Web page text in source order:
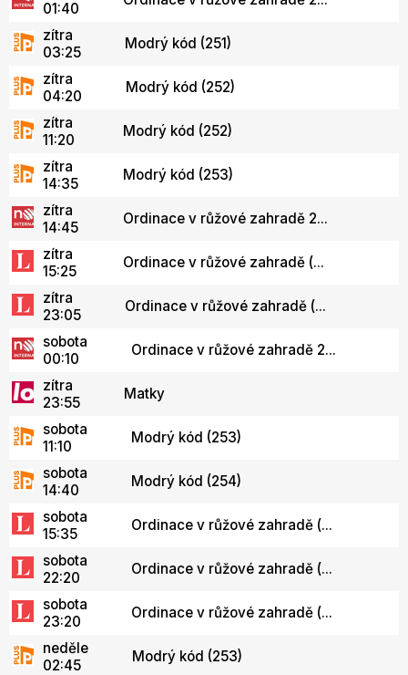
01:40
zítra
03:25
Modrý kód (251)
zítra
04:20
Modrý kód (252)
zítra
11:20
Modrý kód (252)
zítra
14:35
Modrý kód (253)
zítra
14:45
Ordinace v růžové zahradě 2...
zítra
15:25
Ordinace v růžové zahradě (...
zítra
23:05
Ordinace v růžové zahradě (...
sobota
00:10
Ordinace v růžové zahradě 2...
zítra
23:55
Matky
sobota
11:10
Modrý kód (253)
sobota
14:40
Modrý kód (254)
sobota
15:35
Ordinace v růžové zahradě (...
sobota
22:20
Ordinace v růžové zahradě (...
sobota
23:20
Ordinace v růžové zahradě (...
neděle
02:45
Modrý kód (253)